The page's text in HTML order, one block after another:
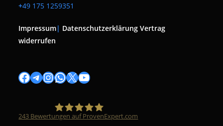
+49 175 1259351
Impressum| Datenschutzerklärung Vertrag
widerrufen
Facebook
Telegram
Instagram
WhatsApp
X YouTube
243 Bewertungen auf ProvenExpert.com